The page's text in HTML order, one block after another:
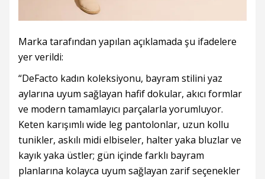
Marka tarafından yapılan açıklamada şu ifadelere
yer verildi:
“DeFacto kadın koleksiyonu, bayram stilini yaz
aylarına uyum sağlayan hafif dokular, akıcı formlar
ve modern tamamlayıcı parçalarla yorumluyor.
Keten karışımlı wide leg pantolonlar, uzun kollu
tunikler, askılı midi elbiseler, halter yaka bluzlar ve
kayık yaka üstler; gün içinde farklı bayram
planlarına kolayca uyum sağlayan zarif seçenekler